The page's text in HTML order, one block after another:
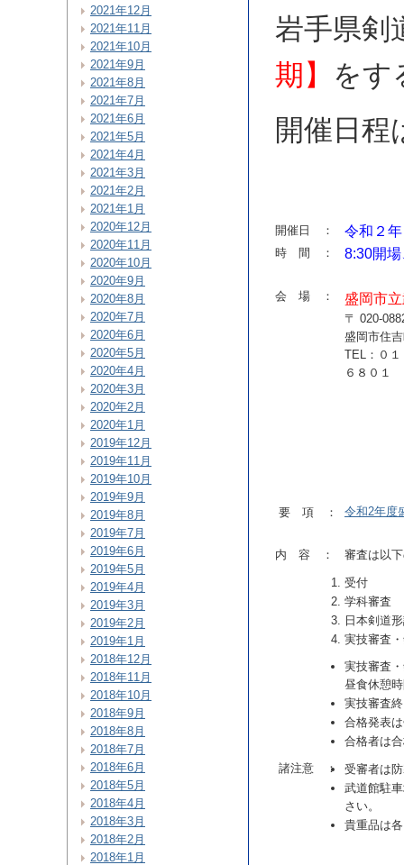
岩手県剣
期】 をす
開催日程
開催日 ： 令和２
時 間 ： 8:30開
会 場 ： 盛岡市
〒 020-
盛岡市住
TEL：０
６８０
要 項 ： 令和2年度
内 容 ： 審査は以
受付
学科審査
日本剣道
実技審査・
実技審査
昼食休憩
実技審査
合格発表
合格者は
諸注意 ：
受審者は
武道館駐
さい。
貴重品は
2021年12月
2021年11月
2021年10月
2021年9月
2021年8月
2021年7月
2021年6月
2021年5月
2021年4月
2021年3月
2021年2月
2021年1月
2020年12月
2020年11月
2020年10月
2020年9月
2020年8月
2020年7月
2020年6月
2020年5月
2020年4月
2020年3月
2020年2月
2020年1月
2019年12月
2019年11月
2019年10月
2019年9月
2019年8月
2019年7月
2019年6月
2019年5月
2019年4月
2019年3月
2019年2月
2019年1月
2018年12月
2018年11月
2018年10月
2018年9月
2018年8月
2018年7月
2018年6月
2018年5月
2018年4月
2018年3月
2018年2月
2018年1月